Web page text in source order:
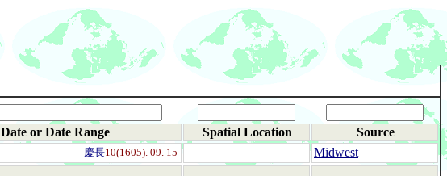
Date or Date Range Spatial Location Source
慶長10(1605). 09. 15 ―
Midwest